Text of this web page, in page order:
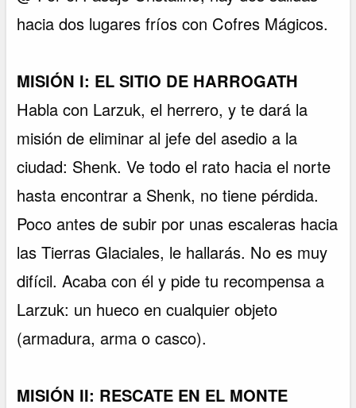
hacia dos lugares fríos con Cofres Mágicos.
MISIÓN I: EL SITIO DE HARROGATH
Habla con Larzuk, el herrero, y te dará la
misión de eliminar al jefe del asedio a la
ciudad: Shenk. Ve todo el rato hacia el norte
hasta encontrar a Shenk, no tiene pérdida.
Poco antes de subir por unas escaleras hacia
las Tierras Glaciales, le hallarás. No es muy
difícil. Acaba con él y pide tu recompensa a
Larzuk: un hueco en cualquier objeto
(armadura, arma o casco).
MISIÓN II: RESCATE EN EL MONTE